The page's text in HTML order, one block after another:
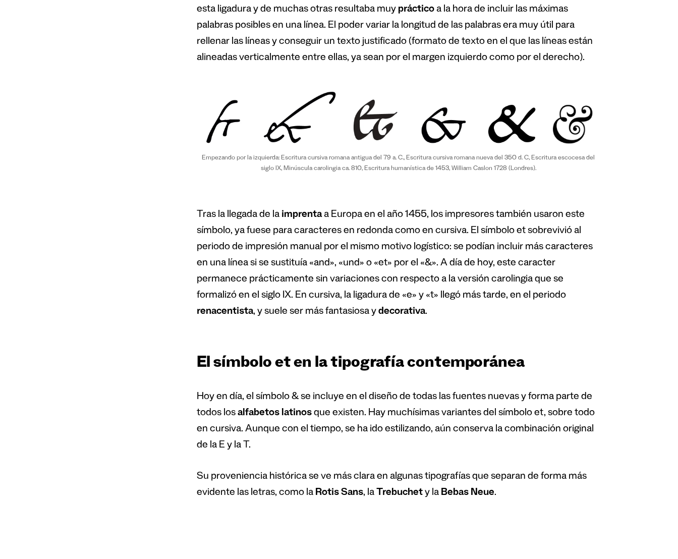
esta ligadura y de muchas otras resultaba muy prácticoa la hora de incluir las máximas
palabras posibles en una línea. El poder variar la longitud de las palabras era muy útil para
rellenar las líneas y conseguir un texto justificado (formato de texto en el que las líneas están
alineadas verticalmente entre ellas, ya sean por el margen izquierdo como por el derecho).
Empezando por la izquierda: Escritura cursiva romana antigua del 79 a. C., Escritura cursiva romana nueva del 350 d. C, Escritura escocesa del
siglo IX, Minúscula carolingia ca. 810, Escritura humanística de 1453, William Caslon 1728 (Londres).
Tras la llegada de la imprentaa Europa en el año 1455, los impresores también usaron este
símbolo, ya fuese para caracteres en redonda como en cursiva. El símbolo et sobrevivió al
periodo de impresión manual por el mismo motivo logístico: se podían incluir más caracteres
en una línea si se sustituía «and», «und» o «et» por el «&». A día de hoy, este caracter
permanece prácticamente sin variaciones con respecto a la versión carolingia que se
formalizó en el siglo IX. En cursiva, la ligadura de «e» y «t» llegó más tarde, en el periodo
renacentista, y suele ser más fantasiosa ydecorativa.
El símbolo et en la tipografía contemporánea
Hoy en día, el símbolo & se incluye en el diseño de todas las fuentes nuevas y forma parte de
todos losalfabetos latinosque existen. Hay muchísimas variantes del símbolo et, sobre todo
en cursiva. Aunque con el tiempo, se ha ido estilizando, aún conserva la combinación original
de la E y la T.
Su proveniencia histórica se ve más clara en algunas tipografías que separan de forma más
evidente las letras, como la Rotis Sans, la Trebuchety la Bebas Neue.